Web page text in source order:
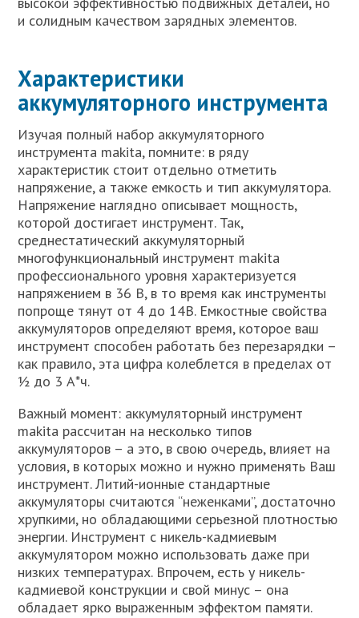
и солидным качеством зарядных элементов.
Характеристики
аккумуляторного инструмента
Изучая полный набор аккумуляторного
инструмента makita, помните: в ряду
характеристик стоит отдельно отметить
напряжение, а также емкость и тип аккумулятора.
Напряжение наглядно описывает мощность,
которой достигает инструмент. Так,
среднестатический аккумуляторный
многофункциональный инструмент makita
профессионального уровня характеризуется
напряжением в 36 В, в то время как инструменты
попроще тянут от 4 до 14В. Емкостные свойства
аккумуляторов определяют время, которое ваш
инструмент способен работать без перезарядки –
как правило, эта цифра колеблется в пределах от
½ до 3 А*ч.
Важный момент: аккумуляторный инструмент
makita рассчитан на несколько типов
аккумуляторов – а это, в свою очередь, влияет на
условия, в которых можно и нужно применять Ваш
инструмент. Литий-ионные стандартные
аккумуляторы считаются “неженками”, достаточно
хрупкими, но обладающими серьезной плотностью
энергии. Инструмент с никель-кадмиевым
аккумулятором можно использовать даже при
низких температурах. Впрочем, есть у никель-
кадмиевой конструкции и свой минус – она
обладает ярко выраженным эффектом памяти.